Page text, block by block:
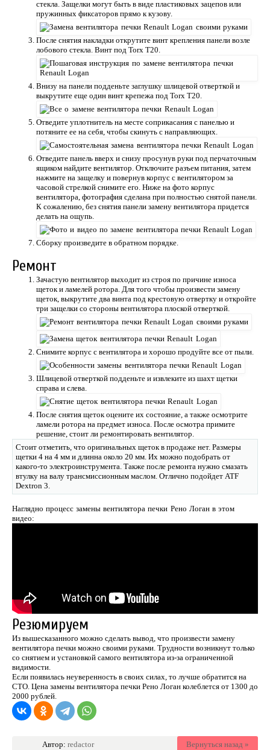
стекла. Защелки могут быть в виде пластиковых зацепов или
пружинных фиксаторов прямо к кузову.
После снятия накладки открутите винт крепления панели возле
лобового стекла. Винт под Torx T20.
Внизу на панели подденьте заглушку шлицевой отверткой и
выкрутите еще один винт крепежа под Torx T20.
Отведите уплотнитель на месте соприкасания с панелью и
потяните ее на себя, чтобы скинуть с направляющих.
Отведите панель вверх и снизу просунув руки под перчаточным
ящиком найдите вентилятор. Отключите разъем питания, затем
нажмите на защелку и повернув корпус с вентилятором за
часовой стрелкой снимите его. Ниже на фото корпус
вентилятора, фотография сделана при полностью снятой панели.
К сожалению, без снятия панели замену вентилятора придется
делать на ощупь.
Сборку произведите в обратном порядке.
Ремонт
Зачастую вентилятор выходит из строя по причине износа
щеток и ламелей ротора. Для того чтобы произвести замену
щеток, выкрутите два винта под крестовую отвертку и откройте
три защелки со стороны вентилятора плоской отверткой.
Снимите корпус с вентилятора и хорошо продуйте все от пыли.
Шлицевой отверткой подденьте и извлеките из шахт щетки
справа и слева.
После снятия щеток оцените их состояние, а также осмотрите
ламели ротора на предмет износа. После осмотра примите
решение, стоит ли ремонтировать вентилятор.
Стоит отметить, что оригинальных щеток в продаже нет. Размеры
щетки 4 на 4 мм и длинна около 20 мм. Их можно подобрать от
какого-то электроинструмента. Также после ремонта нужно смазать
втулку на валу трансмиссионным маслом. Отлично подойдет ATF
Dextron 3.
Наглядно процесс замены вентилятора печки Рено Логан в этом
видео:
Резюмируем
Из вышесказанного можно сделать вывод, что произвести замену
вентилятора печки можно своими руками. Трудности возникнут только
со снятием и установкой самого вентилятора из-за ограниченной
видимости.
Если появилась неуверенность в своих силах, то лучше обратится на
СТО. Цена замены вентилятора печки Рено Логан колеблется от 1300 до
2000 рублей.
Вернуться назад »
Автор: redactor